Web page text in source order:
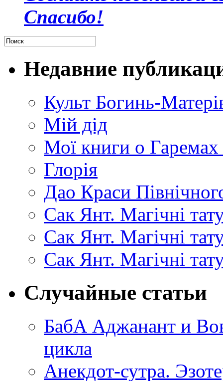
Спасибо!
Недавние
Культ Богинь-
Мій дід
Мої книги о
Глорія
Дао Краси
Сак Янт. Магічні
Сак Янт. Магічні
Сак Янт. Магічні
Случайные статьи
БабА Аджанант и
цикла
Анекдот-сутра.